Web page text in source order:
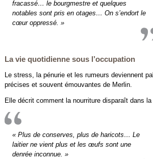
fracassé… le bourgmestre et quelques
notables sont pris en otages… On s’endort le
cœur oppressé. »
La vie quotidienne sous l’occupation
Le stress, la pénurie et les rumeurs deviennent
précises et souvent émouvantes de Merlin.
Elle décrit comment la nourriture disparaît dans
« Plus de conserves, plus de haricots… Le
laitier ne vient plus et les œufs sont une
denrée inconnue. »